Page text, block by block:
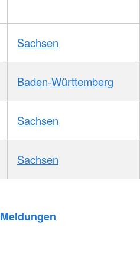
Sachsen
Baden-Württemberg
Sachsen
Sachsen
Meldungen